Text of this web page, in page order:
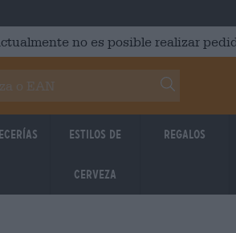
no es posible realizar
Estilos de
cerveza
Regalos